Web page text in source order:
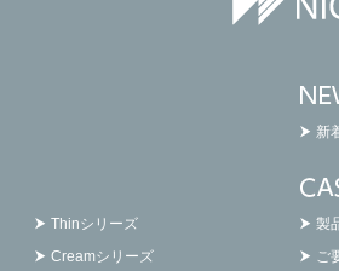
Thinシリーズ
Creamシリーズ
新
製
ご